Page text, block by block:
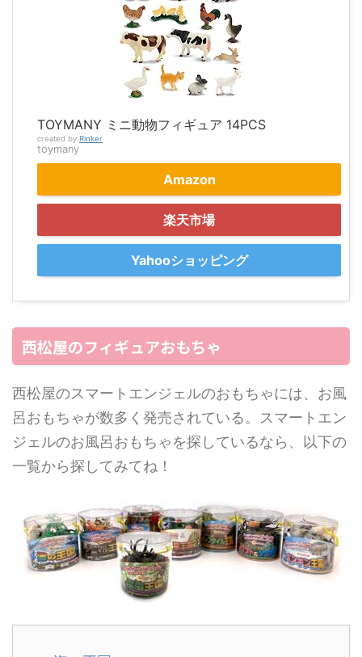
TOYMANY ミニ動物フィギュア 14PCS
created by Rinker
toymany
Amazon
楽天市場
Yahooショッピング
西松屋のフィギュアおもちゃ
西松屋のスマートエンジェルのおもちゃには、お風
呂おもちゃが数多く発売されている。スマートエン
ジェルのお風呂おもちゃを探しているなら、以下の
一覧から探してみてね！